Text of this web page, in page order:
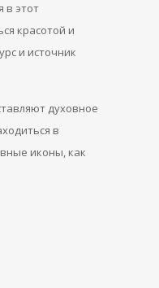
в этот
красотой и
и источник
духовное
в
иконы, как